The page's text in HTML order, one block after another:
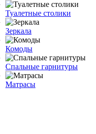
Туалетные столики
Зеркала
Комоды
Спальные гарнитуры
Матрасы